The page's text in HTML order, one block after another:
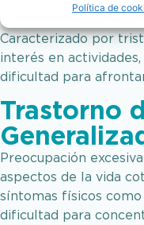
Política de
Trastorno
Caracterizado por
interés en
dificultad para
Trastorno
Preocupación
aspectos de la vida
síntomas físicos
dificultad para